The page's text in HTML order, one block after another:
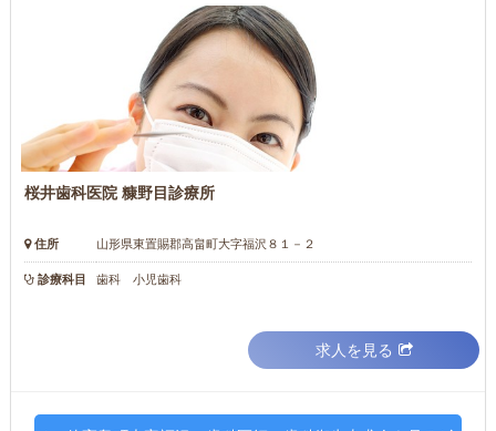
桜井歯科医院 糠野目診療所
住所 山形県東置賜郡高畠町大字福沢８１－２
診療科目 歯科 小児歯科
求人を見る